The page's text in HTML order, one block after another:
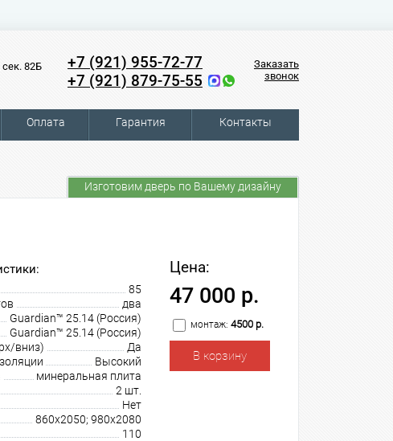
82Б
+7 (921) 955-72-77
+7 (921) 879-75-55
Заказать
звонок
Оплата Гарантия Контакты
Изготовим дверь по Вашему дизайну
85
два
Guardian™ 25.14 (Россия)
Guardian™ 25.14 (Россия)
вниз)
Да
Высокий
минеральная плита
2 шт.
Нет
860х2050; 980х2080
110
Цена:
47 000 р.
монтаж: 4500 р.